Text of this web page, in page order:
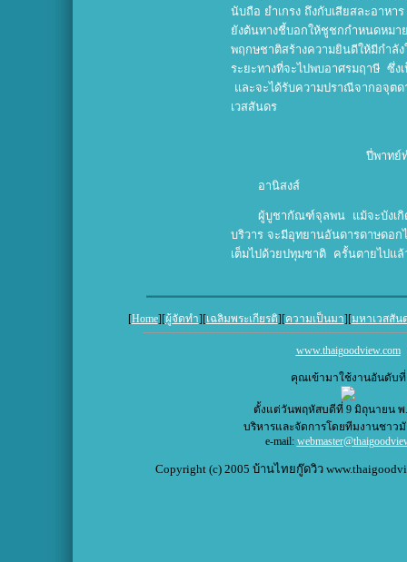
นับถือ ยำเกรง ถึงกับเสียสละอาห
ยังต้นทางชี้บอกให้ชูชกกำหนดหม
พฤกษชาติสร้างความยินดีให้มีกำลั
ระยะทางที่จะไปพบอาศรมฤาษี ซึ่ง
และจะได้รับความปราณีจากอจุต
เวสสันดร
ปี่พาทย์
อานิสงส์
ผู้บูชากัณฑ์จุลพน แม้จะบังเกิ
บริวาร จะมีอุทยานอันดารดาษดอ
เต็มไปด้วยปทุมชาติ ครั้นตายไปแ
[Home][ผู้จัดทำ][เฉลิมพระเกียรติ][ความเป็นมา][มหาเวสสัน
www.thaigoodview.com
คุณเข้ามาใช้งานอันดับที่
ตั้งแต่วันพฤหัสบดีที่ 9 มิถุนายน พ.
บริหารและจัดการโดยทีมงานชาว
e-mail:
Copyright (c) 2005 บ้านไทยกู๊ดวิว